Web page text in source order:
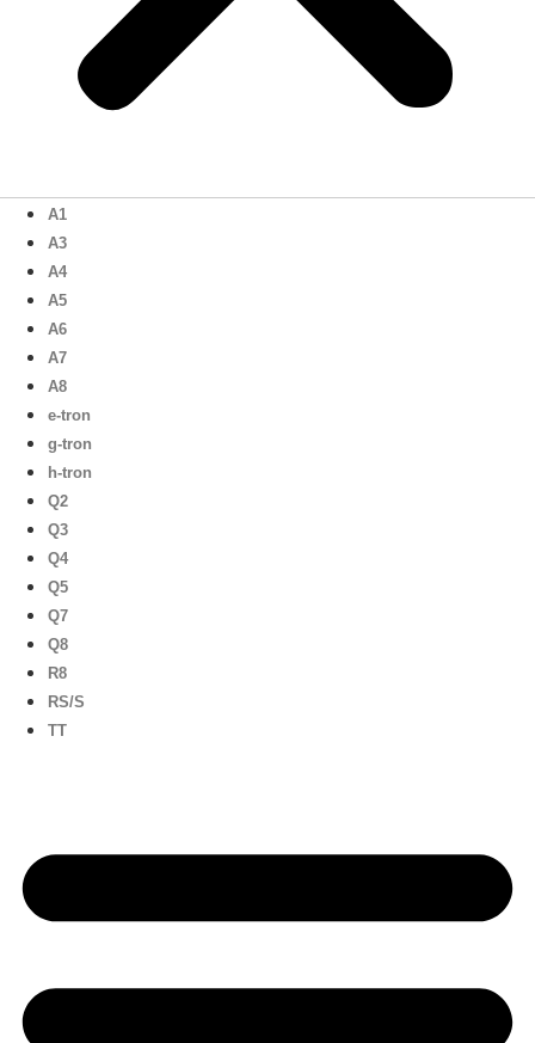
A1
A3
A4
A5
A6
A7
A8
e-tron
g-tron
h-tron
Q2
Q3
Q4
Q5
Q7
Q8
R8
RS/S
TT